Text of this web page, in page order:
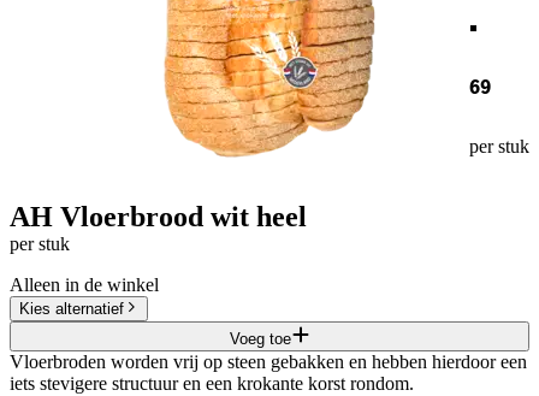
.
69
per stuk
AH Vloerbrood wit heel
per stuk
Alleen in de winkel
Kies alternatief
Voeg toe
Vloerbroden worden vrij op steen gebakken en hebben hierdoor een
iets stevigere structuur en een krokante korst rondom.